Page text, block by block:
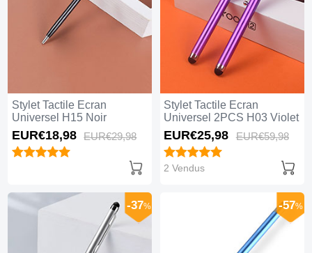
Stylet Tactile Ecran
Universel H15 Noir
EUR€18,98 EUR€29,98
Stylet Tactile Ecran
Universel 2PCS H03 Violet
EUR€25,98 EUR€59,98
2 Vendus
-37% -57%